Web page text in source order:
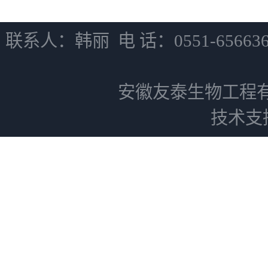
联系人：韩丽 电 话：0551-
安徽友泰生物工程
技术